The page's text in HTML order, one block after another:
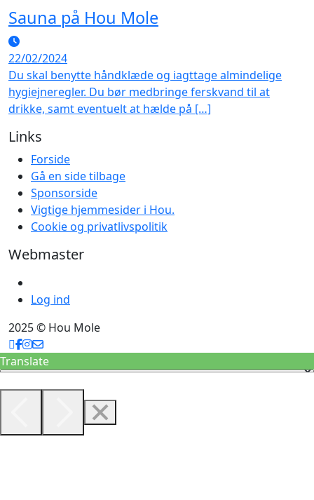
Sauna på Hou Mole
22/02/2024
Du skal benytte håndklæde og iagttage almindelige
hygiejneregler. Du bør medbringe ferskvand til at
drikke, samt eventuelt at hælde på […]
Links
Forside
Gå en side tilbage
Sponsorside
Vigtige hjemmesider i Hou.
Cookie og privatlivspolitik
Webmaster
Log ind
2025 © Hou Mole
Translate